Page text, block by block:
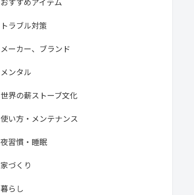
トラブル対策
メーカー、ブランド
メンタル
世界の薪ストーブ文化
使い方・メンテナンス
夜習慣・睡眠
家づくり
暮らし